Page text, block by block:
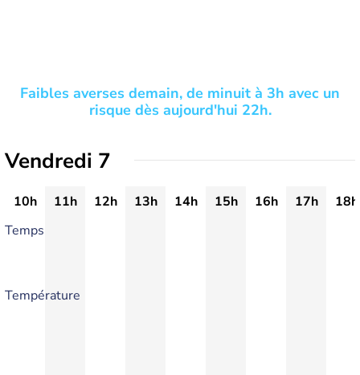
Faibles averses demain, de minuit à 3h avec un
risque dès aujourd'hui 22h.
Vendredi 7
10h 11h 12h 13h 14h 15h 16h 17h
18h
Temps
Température